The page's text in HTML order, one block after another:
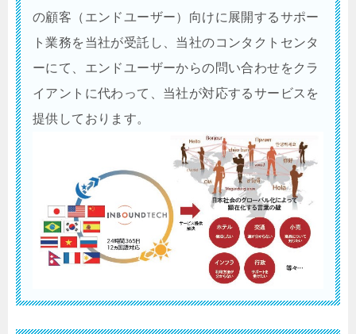
の顧客（エンドユーザー）向けに展開するサポー
ト業務を当社が受託し、当社のコンタクトセンタ
ーにて、エンドユーザーからの問い合わせをクラ
イアントに代わって、当社が対応するサービスを
提供しております。